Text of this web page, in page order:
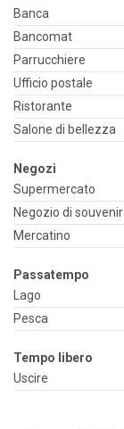
Banca
Bancomat
Parrucchiere
Ufficio postale
Ristorante
Salone di bellezza
Negozi
Supermercato
Negozio di souvenir
Mercatino
Passatempo
Lago
Pesca
Tempo libero
Uscire